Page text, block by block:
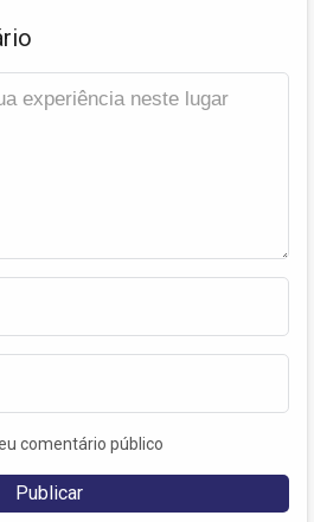
comentário público